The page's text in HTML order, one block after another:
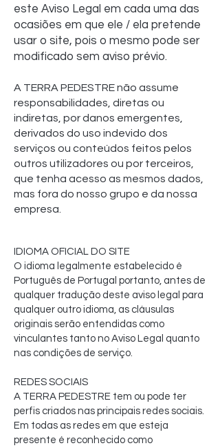
este Aviso Legal em cada uma das
ocasiões em que ele / ela pretende
usar o site, pois o mesmo pode ser
modificado sem aviso prévio.
A TERRA PEDESTRE não assume
responsabilidades, diretas ou
indiretas, por danos emergentes,
derivados do uso indevido dos
serviços ou conteúdos feitos pelos
outros utilizadores ou por terceiros,
que tenha acesso as mesmos dados,
mas fora do nosso grupo e da nossa
empresa.
IDIOMA OFICIAL DO SITE
O idioma legalmente estabelecido é
Português de Portugal portanto, antes de
qualquer tradução deste aviso legal para
qualquer outro idioma, as cláusulas
originais serão entendidas como
vinculantes tanto no Aviso Legal quanto
nas condições de serviço.
REDES SOCIAIS
A TERRA PEDESTRE tem ou pode ter
perfis criados nas principais redes sociais.
Em todas as redes em que esteja
presente é reconhecido como